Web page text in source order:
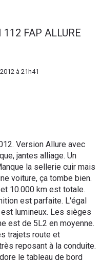
FAP ALLURE
à 21h41
Version Allure avec
jantes alliage. Un
la sellerie cuir mais
voiture, ça tombe bien.
10.000 km est totale.
est parfaite. L'égal
lumineux. Les sièges
est de 5L2 en moyenne.
trajets route et
reposant à la conduite.
le tableau de bord